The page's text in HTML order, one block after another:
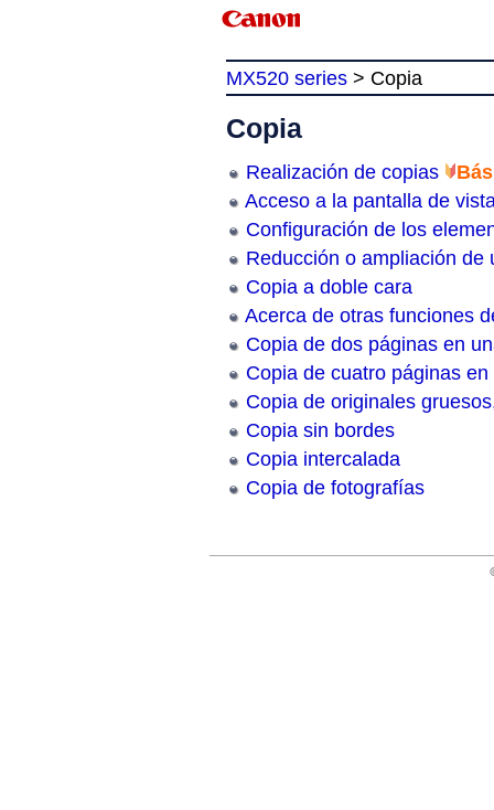
MX520 series > Copia
Copia
Realización de copias
Acceso a la pantalla de
Configuración de los
Reducción o ampliación de
Copia a doble cara
Acerca de otras funciones
Copia de dos páginas en
Copia de cuatro páginas
Copia de originales
Copia sin bordes
Copia intercalada
Copia de fotografías